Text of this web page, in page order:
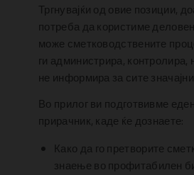
Тргнувајќи од овие позиции,
потреба да користиме
може сметководствените
ги администрира, контролира,
не информира за сите
Во прилог ви подготвивме
прирачник, каде ќе дознаете:
Како да го претворите
знаење во профитабилен